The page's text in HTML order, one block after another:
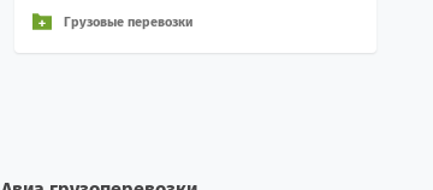
Грузовые перевозки